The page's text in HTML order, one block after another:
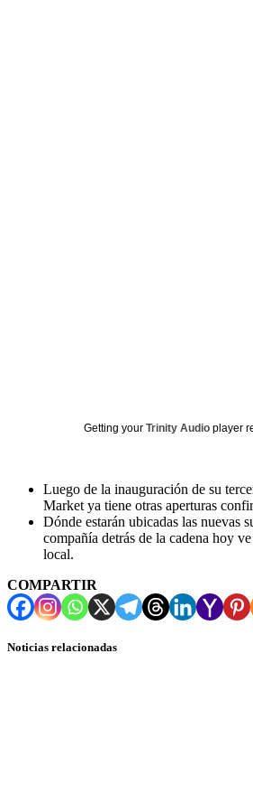
Getting your Trinity Audio player
Luego de la inauguración de su
Market ya tiene otras aperturas
Dónde estarán ubicadas las nuevas
compañía detrás de la cadena hoy
local.
COMPARTIR
Noticias relacionadas